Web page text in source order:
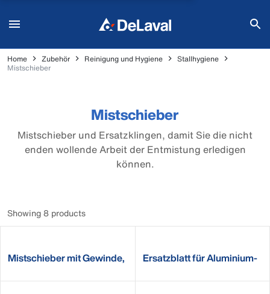
Home Zubehör Reinigung und Hygiene
Stallhygiene
Mistschieber
Mistschieber
Mistschieber und Ersatzklingen, damit Sie die nicht
enden wollende Arbeit der Entmistung erledigen
können.
Showing 8 products
Mistschieber mit Gewinde, Ersatzblatt für Aluminium-